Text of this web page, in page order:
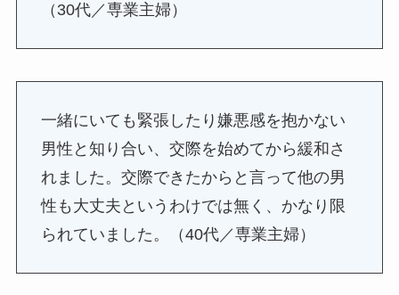
（30代／専業主婦）
一緒にいても緊張したり嫌悪感を抱かない
男性と知り合い、交際を始めてから緩和さ
れました。交際できたからと言って他の男
性も大丈夫というわけでは無く、かなり限
られていました。（40代／専業主婦）